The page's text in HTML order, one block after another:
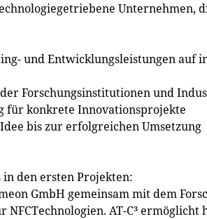
Unternehmen,
und Entwicklungsleistungen auf
Forschungsinstitutionen und
für konkrete Innovationsprojekte
bis zur erfolgreichen Umsetzung
den ersten Projekten:
GmbH gemeinsam mit dem
AT-C³ ermöglicht